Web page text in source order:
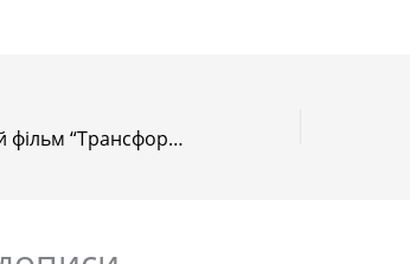
Рецензії на новий фільм “Трансформери: Початок”: Найкраща екранізація